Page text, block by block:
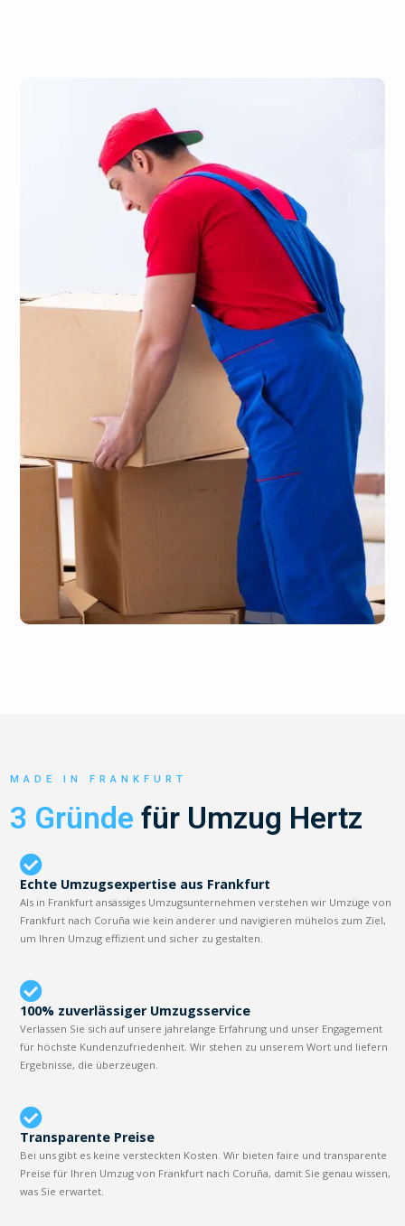
MADE IN FRANKFURT
3 Gründe für Umzug Hertz
Echte Umzugsexpertise aus Frankfurt
Als in Frankfurt ansässiges Umzugsunternehmen verstehen wir Umzüge von
Frankfurt nach Coruña wie kein anderer und navigieren mühelos zum Ziel,
um Ihren Umzug effizient und sicher zu gestalten.
100% zuverlässiger Umzugsservice
Verlassen Sie sich auf unsere jahrelange Erfahrung und unser Engagement
für höchste Kundenzufriedenheit. Wir stehen zu unserem Wort und liefern
Ergebnisse, die überzeugen.
Transparente Preise
Bei uns gibt es keine versteckten Kosten. Wir bieten faire und transparente
Preise für Ihren Umzug von Frankfurt nach Coruña, damit Sie genau wissen,
was Sie erwartet.